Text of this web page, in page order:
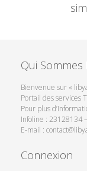
Qui Sommes
Bienvenue sur «
Portail des services
Pour plus
Infoline : 23128134
E-mail :
Connexion